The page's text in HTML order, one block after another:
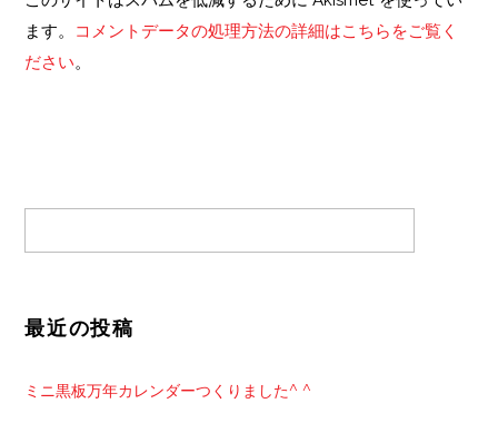
ます。 コメントデータの処理方法の詳細はこちらをご覧く
ださい。
最近の投稿
ミニ黒板万年カレンダーつくりました^ ^